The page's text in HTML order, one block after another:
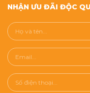
NHẬN ƯU ĐÃI ĐỘC